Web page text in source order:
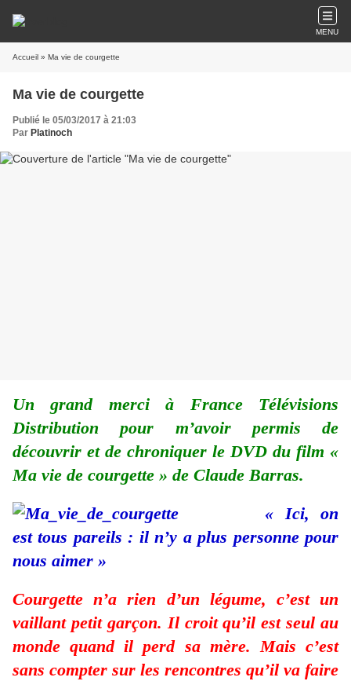
MENU
Accueil » Ma vie de courgette
Ma vie de courgette
Publié le 05/03/2017 à 21:03
Par Platinoch
Un grand merci à France Télévisions
Distribution pour m’avoir permis de
découvrir et de chroniquer le DVD du film «
Ma vie de courgette » de Claude Barras.
« Ici, on
est tous pareils : il n’y a plus personne pour
nous aimer »
Courgette n’a rien d’un légume, c’est un
vaillant petit garçon. Il croit qu’il est seul au
monde quand il perd sa mère. Mais c’est
sans compter sur les rencontres qu’il va faire